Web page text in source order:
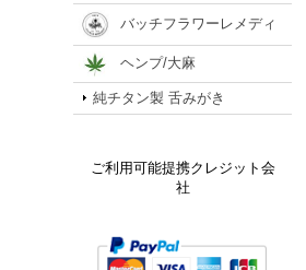
バッチフラワーレメディ
ヘンプ/大麻
純チタン製 舌みがき
ご利用可能提携クレジット会
社